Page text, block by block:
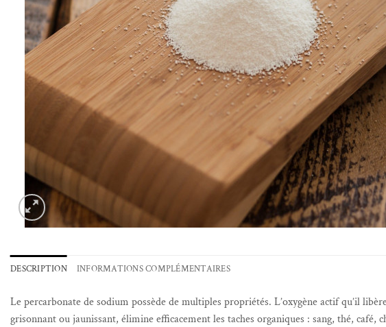
DESCRIPTION INFORMATIONS COMPLÉMENTAIRES
Le percarbonate de sodium possède de multiples propriétés. L’oxygène actif qu’il
grisonnant ou jaunissant, élimine efficacement les taches organiques : sang, thé,